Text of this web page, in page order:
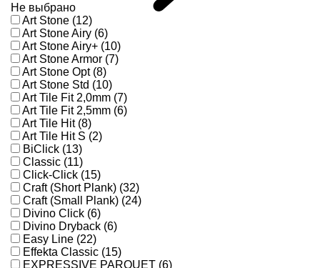
Не выбрано
Art Stone (12)
Art Stone Airy (6)
Art Stone Airy+ (10)
Art Stone Armor (7)
Art Stone Opt (8)
Art Stone Std (10)
Art Tile Fit 2,0mm (7)
Art Tile Fit 2,5mm (6)
Art Tile Hit (8)
Art Tile Hit S (2)
BiClick (13)
Classic (11)
Click-Click (15)
Craft (Short Plank) (32)
Craft (Small Plank) (24)
Divino Click (6)
Divino Dryback (6)
Easy Line (22)
Effekta Classic (15)
EXPRESSIVE PARQUET (6)